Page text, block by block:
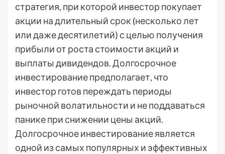
стратегия, при которой инвестор покупает
акции на длительный срок (несколько лет
или даже десятилетий) с целью получения
прибыли от роста стоимости акций и
выплаты дивидендов. Долгосрочное
инвестирование предполагает, что
инвестор готов переждать периоды
рыночной волатильности и не поддаваться
панике при снижении цены акций.
Долгосрочное инвестирование является
одной из самых популярных и эффективных